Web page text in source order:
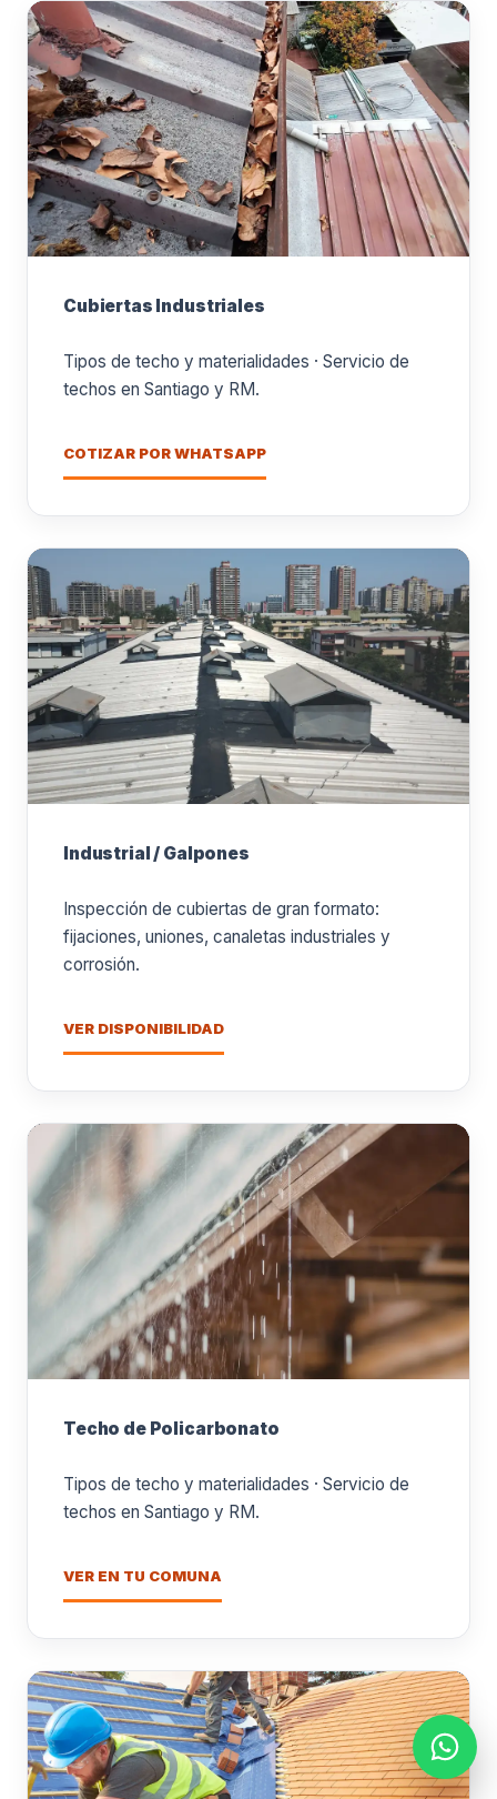
Cubiertas Industriales
Tipos de techo y materialidades · Servicio de
techos en Santiago y RM.
COTIZAR POR WHATSAPP
Industrial / Galpones
Inspección de cubiertas de gran formato:
fijaciones, uniones, canaletas industriales y
corrosión.
VER DISPONIBILIDAD
Techo de Policarbonato
Tipos de techo y materialidades · Servicio de
techos en Santiago y RM.
VER EN TU COMUNA